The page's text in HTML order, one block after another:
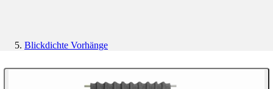
Blickdichte Vorhänge